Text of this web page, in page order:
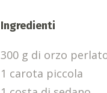
Ingredienti
300 g di orzo
1 carota piccola